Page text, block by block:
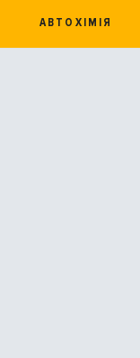
АВТОХІМІЯ